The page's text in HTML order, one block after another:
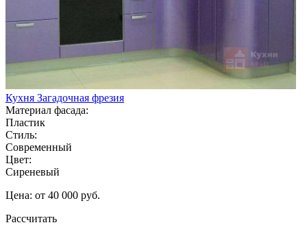
Кухня Загадочная фрезия
Материал фасада:
Пластик
Стиль:
Современный
Цвет:
Сиреневый
Цена: от 40 000 руб.
Рассчитать